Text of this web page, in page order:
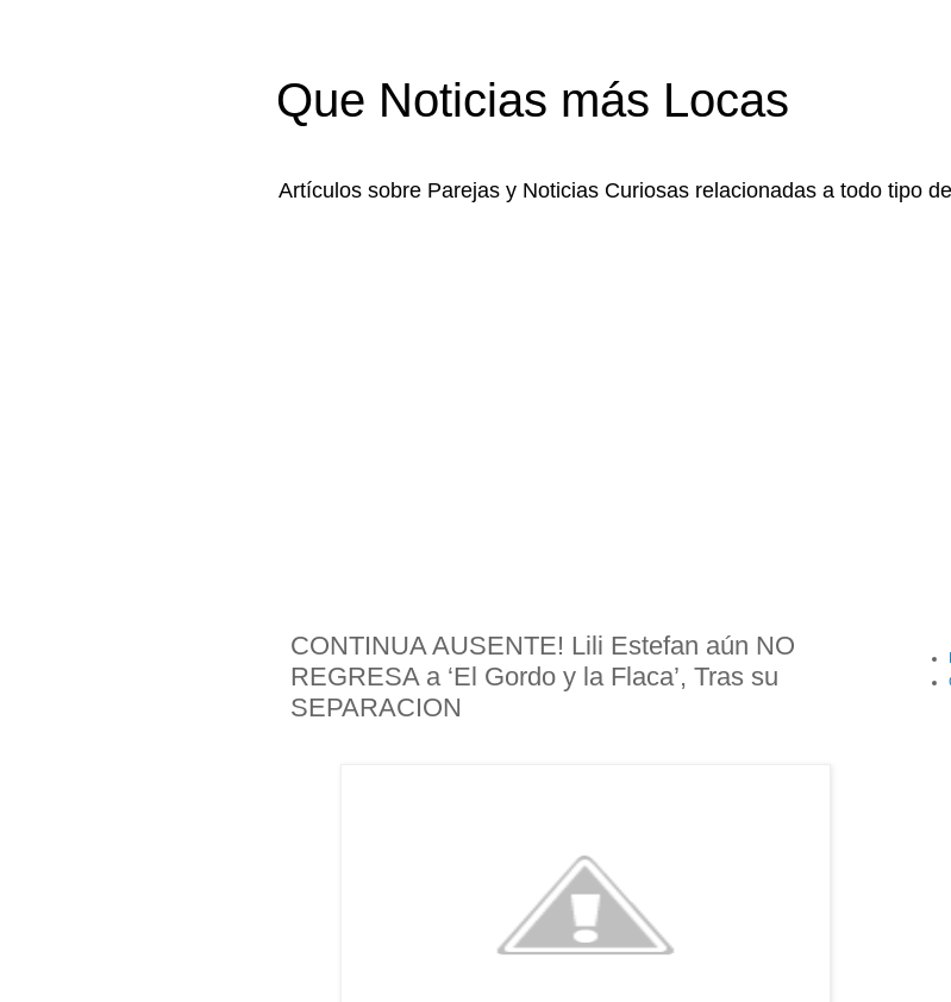
Que Noticias más Locas
Artículos sobre Parejas y Noticias Curiosas relacionadas a todo tipo
CONTINUA AUSENTE! Lili Estefan aún NO
REGRESA a ‘El Gordo y la Flaca’, Tras su
SEPARACION